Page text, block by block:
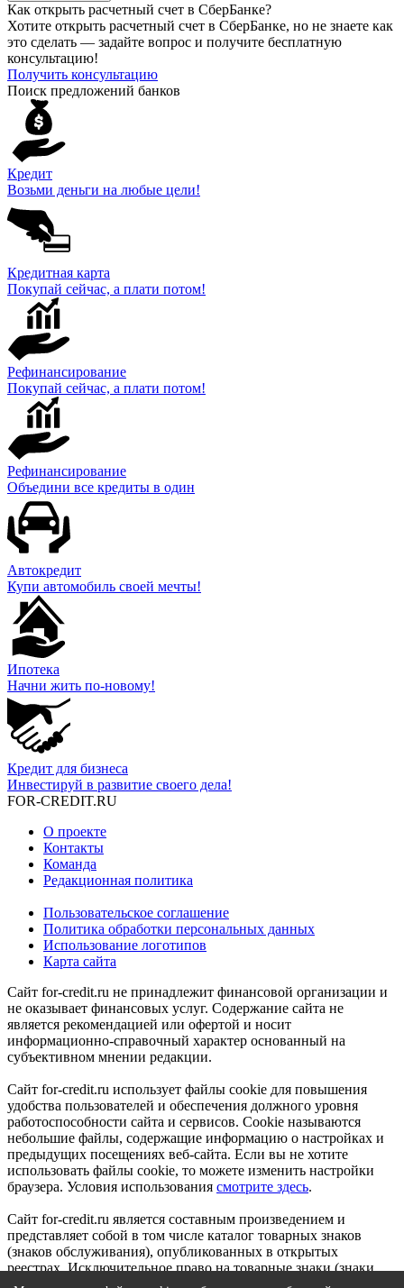
Как открыть расчетный счет в СберБанке?
Хотите открыть расчетный счет в СберБанке, но не знаете как
это сделать — задайте вопрос и получите бесплатную
консультацию!
Получить консультацию
Поиск предложений банков
Кредит
Возьми деньги на любые цели!
Кредитная карта
Покупай сейчас, а плати потом!
Рефинансирование
Покупай сейчас, а плати потом!
Рефинансирование
Объедини все кредиты в один
Автокредит
Купи автомобиль своей мечты!
Ипотека
Начни жить по-новому!
Кредит для бизнеса
Инвестируй в развитие своего дела!
FOR-CREDIT.RU
О проекте
Контакты
Команда
Редакционная политика
Пользовательское соглашение
Политика обработки персональных данных
Использование логотипов
Карта сайта
Сайт for-credit.ru не принадлежит финансовой организации и
не оказывает финансовых услуг. Содержание сайта не
является рекомендацией или офертой и носит
информационно-справочный характер основанный на
субъективном мнении редакции.
Сайт for-credit.ru использует файлы cookie для повышения
удобства пользователей и обеспечения должного уровня
работоспособности сайта и сервисов. Cookie называются
небольшие файлы, содержащие информацию о настройках и
предыдущих посещениях веб-сайта. Если вы не хотите
использовать файлы cookie, то можете изменить настройки
браузера. Условия использования смотрите здесь.
Сайт for-credit.ru является составным произведением и
представляет собой в том числе каталог товарных знаков
(знаков обслуживания), опубликованных в открытых
реестрах. Исключительное право на товарные знаки (знаки
обслуживания) принадлежат их правообладателям.